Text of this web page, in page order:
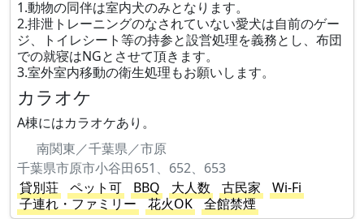
1.動物の同伴は室内犬のみとなります。
2.排泄トレーニングのなされていない愛犬は自前のゲー
ジ、トイレシート等の持参と設営処理を義務とし、布団
での就寝はNGとさせて頂きます。
3.室外室内移動の衛生処理もお願いします。
カラオケ
A棟にはカラオケあり。
南関東／千葉県／市原
千葉県市原市小谷田651、652、653
貸別荘
ペット可 BBQ 大人数 古民家
Wi-Fi
子連れ・ファミリー
花火OK
全館禁煙